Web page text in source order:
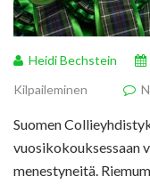
Heidi Bechstein
Kilpaileminen
Suomen
vuosikokouksessaan
menestyneitä.